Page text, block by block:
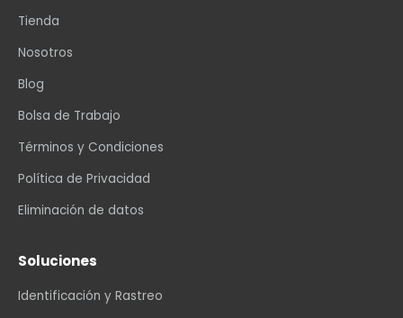
Tienda
Nosotros
Blog
Bolsa de Trabajo
Términos y Condiciones
Política de Privacidad
Eliminación de datos
Soluciones
Identificación y Rastreo